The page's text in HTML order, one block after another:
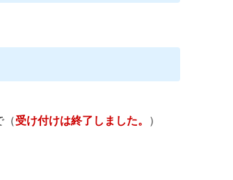
（受け付けは終了しました。 ）